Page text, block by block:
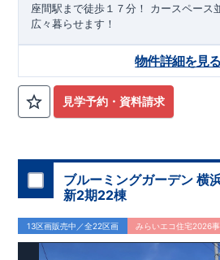
座間駅まで徒歩１７分！ ​カースペース
広々暮らせます！
見学予約・資料請求
物件詳細を見る
ブルーミングガーデン 横
新2期22棟
13区画販売中／全22区画 みらいエコ住宅2026